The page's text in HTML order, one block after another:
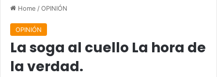
Home /OPINIÓN
OPINIÓN
La soga al cuello La hora de
la verdad.